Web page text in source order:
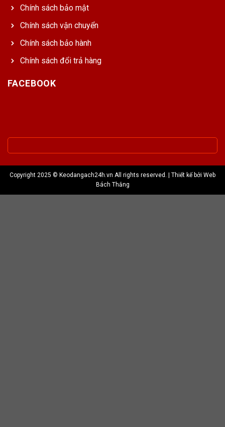
Chính sách bảo mật
Chính sách vận chuyển
Chính sách bảo hành
Chính sách đổi trả hàng
FACEBOOK
Copyright 2025 © Keodangach24h.vn All rights reserved. | Thiết kế bởi Web
Bách Thắng